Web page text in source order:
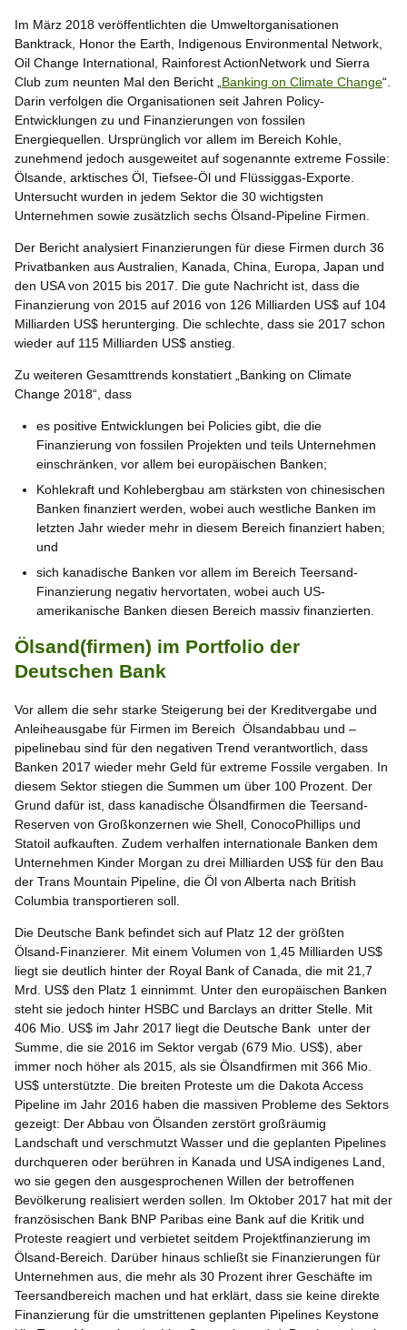
Im März 2018 veröffentlichten die Umweltorganisationen
Banktrack, Honor the Earth, Indigenous Environmental Network,
Oil Change International, Rainforest ActionNetwork und Sierra
Club zum neunten Mal den Bericht „ Banking on Climate Change“.
Darin verfolgen die Organisationen seit Jahren Policy-
Entwicklungen zu und Finanzierungen von fossilen
Energiequellen. Ursprünglich vor allem im Bereich Kohle,
zunehmend jedoch ausgeweitet auf sogenannte extreme Fossile:
Ölsande, arktisches Öl, Tiefsee-Öl und Flüssiggas-Exporte.
Untersucht wurden in jedem Sektor die 30 wichtigsten
Unternehmen sowie zusätzlich sechs Ölsand-Pipeline Firmen.
Der Bericht analysiert Finanzierungen für diese Firmen durch 36
Privatbanken aus Australien, Kanada, China, Europa, Japan und
den USA von 2015 bis 2017. Die gute Nachricht ist, dass die
Finanzierung von 2015 auf 2016 von 126 Milliarden US$ auf 104
Milliarden US$ herunterging. Die schlechte, dass sie 2017 schon
wieder auf 115 Milliarden US$ anstieg.
Zu weiteren Gesamttrends konstatiert „Banking on Climate
Change 2018“, dass
es positive Entwicklungen bei Policies gibt, die die
Finanzierung von fossilen Projekten und teils Unternehmen
einschränken, vor allem bei europäischen Banken;
Kohlekraft und Kohlebergbau am stärksten von chinesischen
Banken finanziert werden, wobei auch westliche Banken im
letzten Jahr wieder mehr in diesem Bereich finanziert haben;
und
sich kanadische Banken vor allem im Bereich Teersand-
Finanzierung negativ hervortaten, wobei auch US-
amerikanische Banken diesen Bereich massiv finanzierten.
Ölsand(firmen) im Portfolio der
Deutschen Bank
Vor allem die sehr starke Steigerung bei der Kreditvergabe und
Anleiheausgabe für Firmen im Bereich Ölsandabbau und –
pipelinebau sind für den negativen Trend verantwortlich, dass
Banken 2017 wieder mehr Geld für extreme Fossile vergaben. In
diesem Sektor stiegen die Summen um über 100 Prozent. Der
Grund dafür ist, dass kanadische Ölsandfirmen die Teersand-
Reserven von Großkonzernen wie Shell, ConocoPhillips und
Statoil aufkauften. Zudem verhalfen internationale Banken dem
Unternehmen Kinder Morgan zu drei Milliarden US$ für den Bau
der Trans Mountain Pipeline, die Öl von Alberta nach British
Columbia transportieren soll.
Die Deutsche Bank befindet sich auf Platz 12 der größten
Ölsand-Finanzierer. Mit einem Volumen von 1,45 Milliarden US$
liegt sie deutlich hinter der Royal Bank of Canada, die mit 21,7
Mrd. US$ den Platz 1 einnimmt. Unter den europäischen Banken
steht sie jedoch hinter HSBC und Barclays an dritter Stelle. Mit
406 Mio. US$ im Jahr 2017 liegt die Deutsche Bank unter der
Summe, die sie 2016 im Sektor vergab (679 Mio. US$), aber
immer noch höher als 2015, als sie Ölsandfirmen mit 366 Mio.
US$ unterstützte. Die breiten Proteste um die Dakota Access
Pipeline im Jahr 2016 haben die massiven Probleme des Sektors
gezeigt: Der Abbau von Ölsanden zerstört großräumig
Landschaft und verschmutzt Wasser und die geplanten Pipelines
durchqueren oder berühren in Kanada und USA indigenes Land,
wo sie gegen den ausgesprochenen Willen der betroffenen
Bevölkerung realisiert werden sollen. Im Oktober 2017 hat mit der
französischen Bank BNP Paribas eine Bank auf die Kritik und
Proteste reagiert und verbietet seitdem Projektfinanzierung im
Ölsand-Bereich. Darüber hinaus schließt sie Finanzierungen für
Unternehmen aus, die mehr als 30 Prozent ihrer Geschäfte im
Teersandbereich machen und hat erklärt, dass sie keine direkte
Finanzierung für die umstrittenen geplanten Pipelines Keystone